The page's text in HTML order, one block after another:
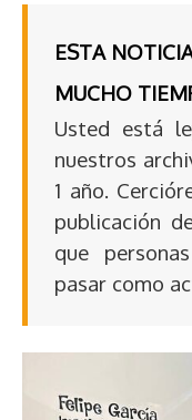
ESTA
MUCHO
Usted está
nuestros
1 año.
publicación
que
pasar como